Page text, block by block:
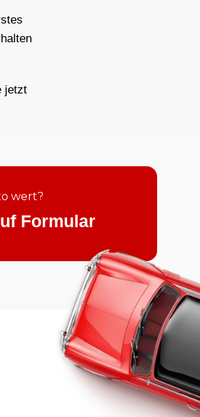
jetzt
wert?
Formular